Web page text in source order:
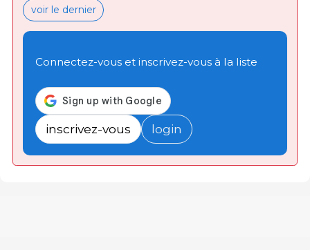
voir le dernier
Connectez-vous et inscrivez-vous à la liste
inscrivez-vous login